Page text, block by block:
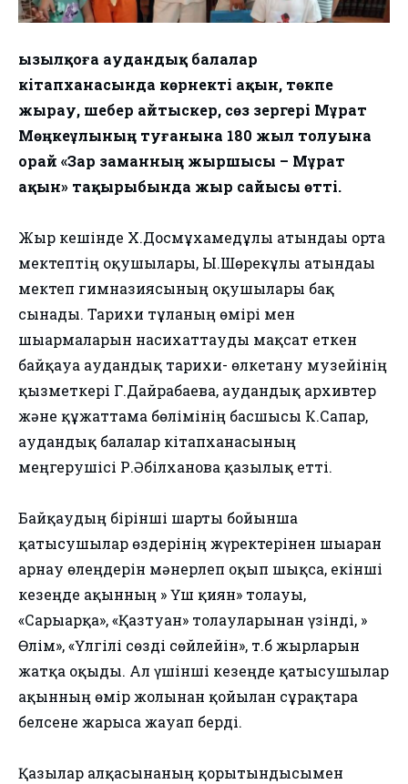
Қызылқоға аудандық балалар
кітапханасында көрнекті ақын, төкпе
жырау, шебер айтыскер, сөз зергері Мұрат
Мөңкеұлының туғанына 180 жыл толуына
орай «Зар заманның жыршысы – Мұрат
ақын» тақырыбында жыр сайысы өтті.
Жыр кешінде Х.Досмұхамедұлы атындағы орта
мектептің оқушылары, Ы.Шөрекұлы атындағы
мектеп гимназиясының оқушылары бақ
сынады. Тарихи тұлғаның өмірі мен
шығармаларын насихаттауды мақсат еткен
байқауға аудандық тарихи- өлкетану музейінің
қызметкері Г.Дайрабаева, аудандық архивтер
және құжаттама бөлімінің басшысы К.Сапар,
аудандық балалар кітапханасының
меңгерушісі Р.Әбілханова қазылық етті.
Байқаудың бірінші шарты бойынша
қатысушылар өздерінің жүректерінен шығарған
арнау өлеңдерін мәнерлеп оқып шықса, екінші
кезеңде ақынның » Үш қиян» толғауы,
«Сарыарқа», «Қазтуған» толғауларынан үзінді, »
Өлім», «Үлгілі сөзді сөйлейін», т.б жырларын
жатқа оқыды. Ал үшінші кезеңде қатысушылар
ақынның өмір жолынан қойылған сұрақтарға
белсене жарыса жауап берді.
Қазылар алқасынаның қорытындысымен